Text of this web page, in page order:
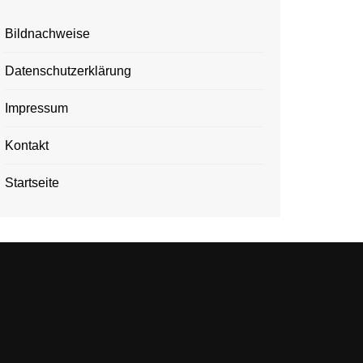
Bildnachweise
Datenschutzerklärung
Impressum
Kontakt
Startseite